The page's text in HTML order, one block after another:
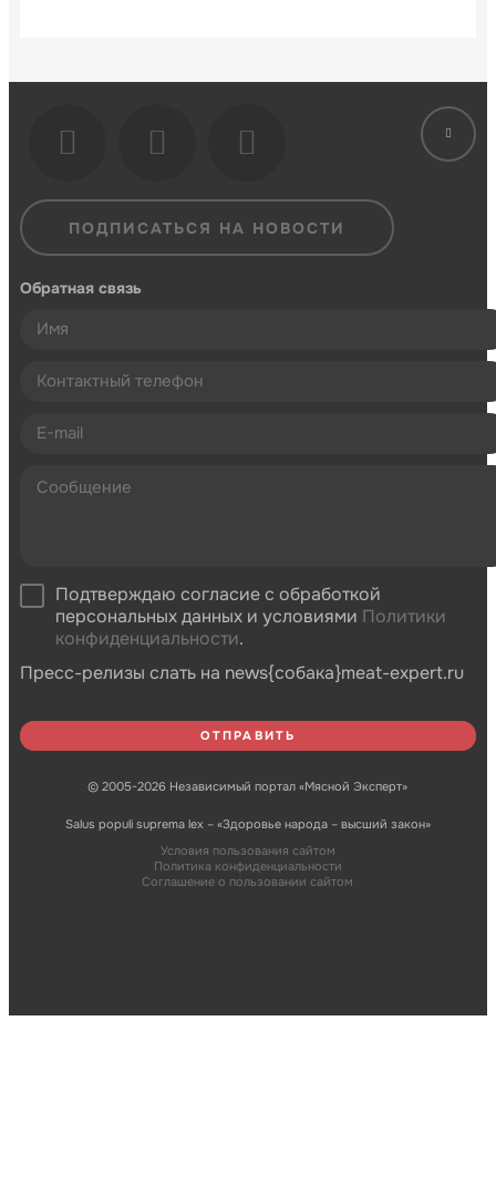
ПОДПИСАТЬСЯ НА НОВОСТИ
Обратная связь
Подтверждаю согласие с обработкой
персональных данных и условиями Политики
конфиденциальности.
Пресс-релизы слать на news{собака}meat-expert.ru
© 2005-2026 Независимый портал «Мясной Эксперт»
Salus populi suprema lex – «Здоровье народа – высший закон»
Условия пользования сайтом
Политика конфиденциальности
Соглашение о пользовании сайтом